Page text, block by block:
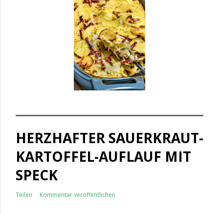
HERZHAFTER SAUERKRAUT-
KARTOFFEL-AUFLAUF MIT
SPECK
Teilen Kommentar veröffentlichen